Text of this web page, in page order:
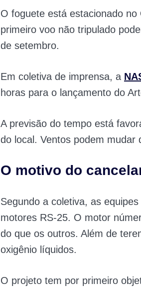
O foguete está estacionado
primeiro voo não tripulado
de setembro.
Em coletiva de imprensa, a
horas para o lançamento do
A previsão do tempo está
do local. Ventos podem mudar
O motivo do
Segundo a coletiva, as
motores RS-25. O motor
do que os outros. Além de
oxigênio líquidos.
O projeto tem por primeiro